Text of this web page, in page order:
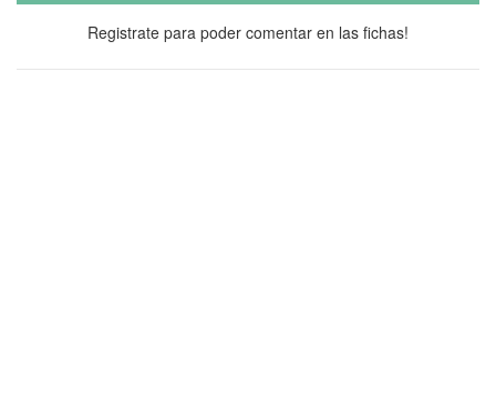
Registrate para poder comentar en las fichas!